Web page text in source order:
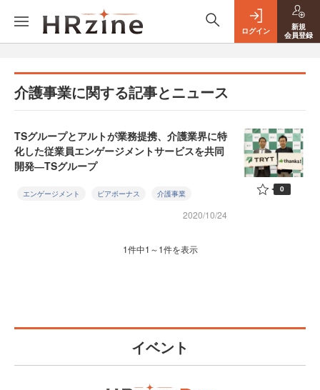
ログイン
新規
会員登録
介護事業に関する記事とニュース
TSグループとアルトが業務提携、介護業界に特
化した従業員エンゲージメントサービスを共同
開発―TSグループ
エンゲージメント ピアボーナス 介護事業
2020/10/24
0
1件中1～1件を表示
イベント